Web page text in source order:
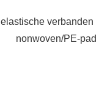
verbanden
nonwoven/PE-pad